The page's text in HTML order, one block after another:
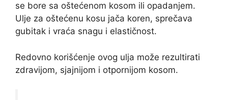
se bore sa oštećenom kosom ili opadanjem.
Ulje za oštećenu kosu jača koren, sprečava
gubitak i vraća snagu i elastičnost.
Redovno korišćenje ovog ulja može rezultirati
zdravijom, sjajnijom i otpornijom kosom.